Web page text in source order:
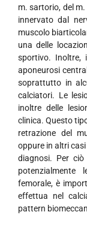
m. sartorio, del
innervato dal
muscolo
una delle
sportivo. Inoltre,
aponeurosi
soprattutto in
calciatori. Le
inoltre delle
clinica. Questo
retrazione del
oppure in altri
diagnosi. Per
potenzialmente
femorale, è
effettua nel
pattern